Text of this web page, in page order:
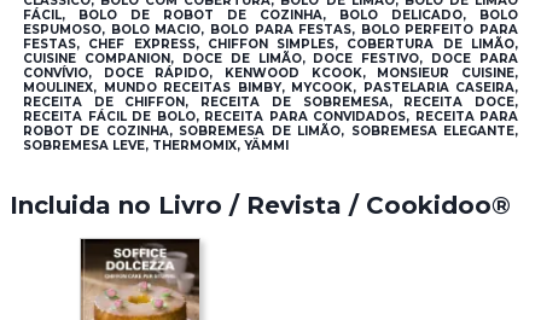
FÁCIL, BOLO DE ROBOT DE COZINHA, BOLO DELICADO, BOLO
ESPUMOSO, BOLO MACIO, BOLO PARA FESTAS, BOLO PERFEITO PARA
FESTAS, CHEF EXPRESS, CHIFFON SIMPLES, COBERTURA DE LIMÃO,
CUISINE COMPANION, DOCE DE LIMÃO, DOCE FESTIVO, DOCE PARA
CONVÍVIO, DOCE RÁPIDO, KENWOOD KCOOK, MONSIEUR CUISINE,
MOULINEX, MUNDO RECEITAS BIMBY, MYCOOK, PASTELARIA CASEIRA,
RECEITA DE CHIFFON, RECEITA DE SOBREMESA, RECEITA DOCE,
RECEITA FÁCIL DE BOLO, RECEITA PARA CONVIDADOS, RECEITA PARA
ROBOT DE COZINHA, SOBREMESA DE LIMÃO, SOBREMESA ELEGANTE,
SOBREMESA LEVE, THERMOMIX, YÄMMI
Incluida no Livro / Revista / Cookidoo®